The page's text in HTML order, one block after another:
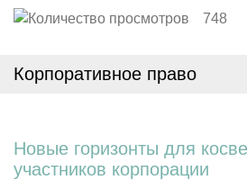
748
Корпоративное право
Новые горизонты для
участников корпорации